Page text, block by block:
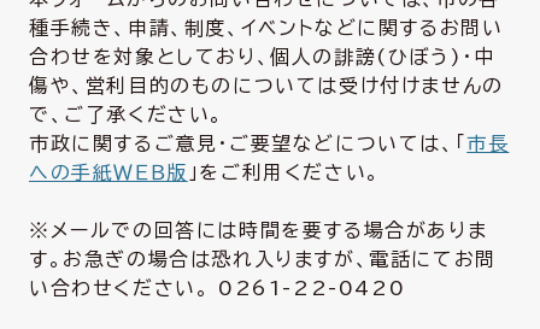
種手続き、申請、制度、イベントなどに関するお問い
合わせを対象としており、個人の誹謗(ひぼう)・中
傷や、営利目的のものについては受け付けませんの
で、ご了承ください。
市政に関するご意見・ご要望などについては、「市長
への手紙ＷＥＢ版 」をご利用ください。
※メールでの回答には時間を要する場合がありま
す。お急ぎの場合は恐れ入りますが、電話にてお問
い合わせください。 0261-22-0420